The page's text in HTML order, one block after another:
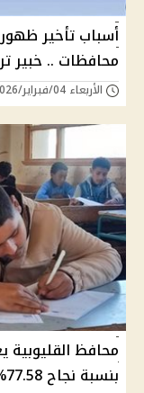
محافظات .. خبير
الأربعاء 04/فبراير/2026 - 10:44 ص
محافظ القليوبية
بنسبة نجاح 77.58%